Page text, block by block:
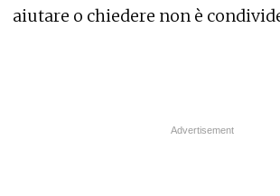
aiutare o chiedere non è